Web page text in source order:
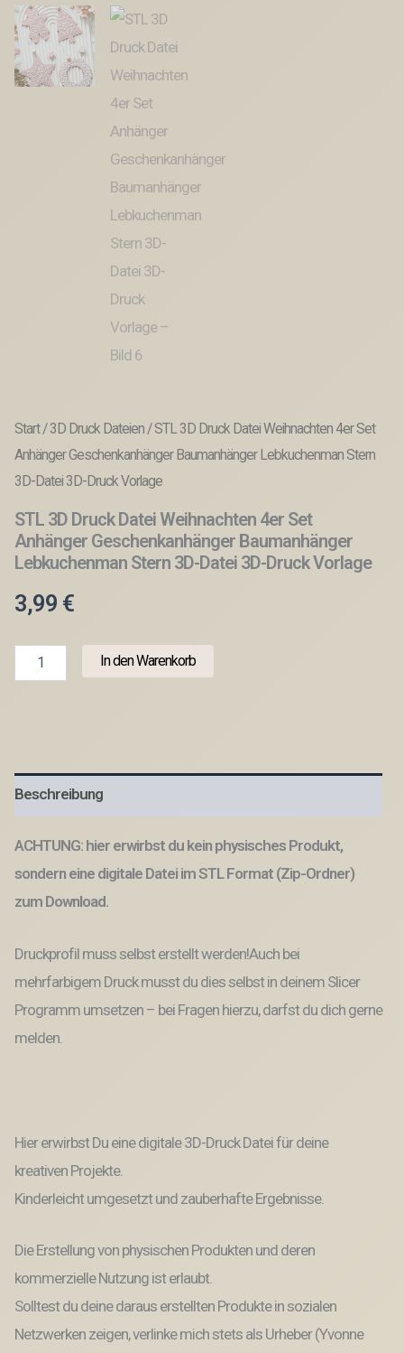
Start/3D Druck Dateien/ STL 3D Druck Datei Weihnachten 4er Set
Anhänger Geschenkanhänger Baumanhänger Lebkuchenman Stern
3D-Datei 3D-Druck Vorlage
STL 3D Druck Datei Weihnachten 4er Set
Anhänger Geschenkanhänger Baumanhänger
Lebkuchenman Stern 3D-Datei 3D-Druck Vorlage
3,99 €
Anhänger
Geschenkanhänger
Baumanhänger
Stern
3D-
3D-
Menge
In den Warenkorb
Beschreibung
ACHTUNG: hier erwirbst du kein physisches Produkt,
sondern eine digitale Datei im STL Format (Zip-Ordner)
zum Download.
Druckprofil muss selbst erstellt werden!Auch bei
mehrfarbigem Druck musst du dies selbst in deinem Slicer
Programm umsetzen – bei Fragen hierzu, darfst du dich gerne
melden.
Hier erwirbst Du eine digitale 3D-Druck Datei für deine
kreativen Projekte.
Kinderleicht umgesetzt und zauberhafte Ergebnisse.
Die Erstellung von physischen Produkten und deren
kommerzielle Nutzung ist erlaubt.
Solltest du deine daraus erstellten Produkte in sozialen
Netzwerken zeigen, verlinke mich stets als Urheber (Yvonne